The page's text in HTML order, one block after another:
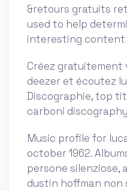
&retours gratuits
used to help
interesting content
Créez gratuitement
deezer et écoutez
Discographie, top
carboni
Music profile for
october 1962.
persone
dustin hoffman non